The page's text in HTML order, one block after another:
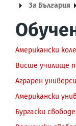
За България
Американски
Висше училище
Аграрен
Американски
Бургаски